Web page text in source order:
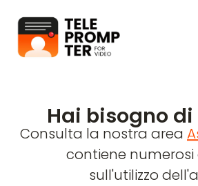
Teleprompter per video
Hai bisogno
Consulta la nostra area
contiene
sull'utilizzo